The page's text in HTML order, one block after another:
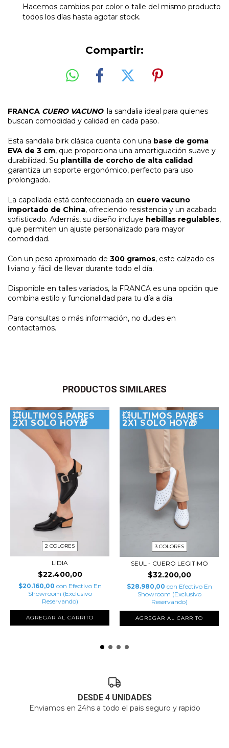
Hacemos cambios por color o talle del mismo producto
todos los días hasta agotar stock.
Compartir:
FRANCA CUERO VACUNO: la sandalia ideal para quienes
buscan comodidad y calidad en cada paso.
Esta sandalia birk clásica cuenta con una base de goma
EVA de 3 cm, que proporciona una amortiguación suave y
durabilidad. Su plantilla de corcho de alta calidad
garantiza un soporte ergonómico, perfecto para uso
prolongado.
La capellada está confeccionada en cuero vacuno
importado de China, ofreciendo resistencia y un acabado
sofisticado. Además, su diseño incluye hebillas regulables,
que permiten un ajuste personalizado para mayor
comodidad.
Con un peso aproximado de 300 gramos, este calzado es
liviano y fácil de llevar durante todo el día.
Disponible en talles variados, la FRANCA es una opción que
combina estilo y funcionalidad para tu día a día.
Para consultas o más información, no dudes en
contactarnos.
PRODUCTOS SIMILARES
💥ULTIMOS PARES
2X1 SOLO HOY🎁
2 COLORES
LIDIA
$22.400,00
$20.160,00 con Efectivo En
Showroom (Exclusivo
Reservando)
AGREGAR AL CARRITO
💥ULTIMOS PARES
2X1 SOLO HOY🎁
3 COLORES
SEUL - CUERO LEGITIMO
$32.200,00
$28.980,00 con Efectivo En
Showroom (Exclusivo
Reservando)
AGREGAR AL CARRITO
DESDE 4 UNIDADES
Enviamos en 24hs a todo el pais seguro y rapido